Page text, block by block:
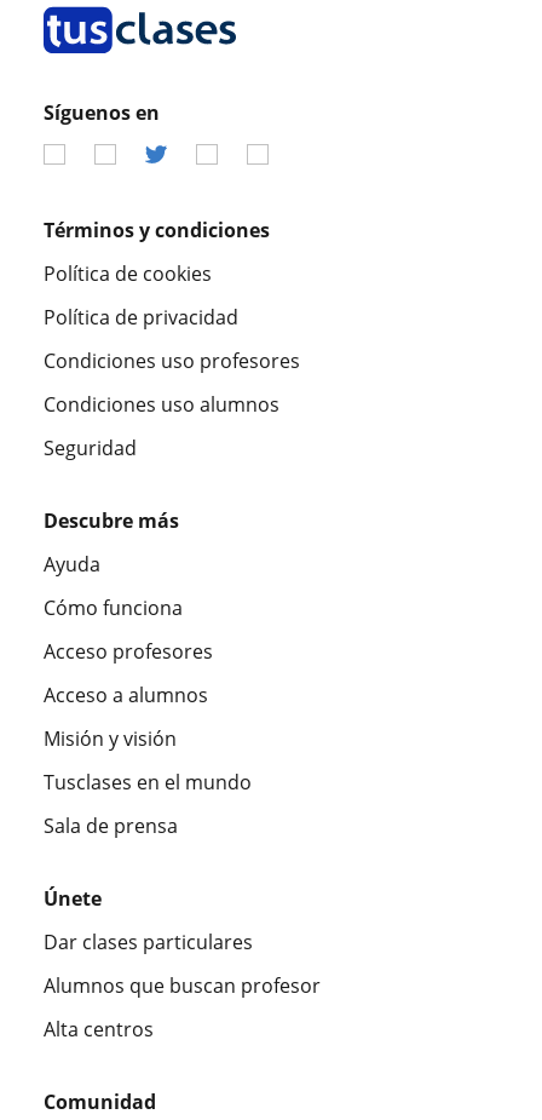
Síguenos en
Términos y condiciones
Política de cookies
Política de privacidad
Condiciones uso profesores
Condiciones uso alumnos
Seguridad
Descubre más
Ayuda
Cómo funciona
Acceso profesores
Acceso a alumnos
Misión y visión
Tusclases en el mundo
Sala de prensa
Únete
Dar clases particulares
Alumnos que buscan profesor
Alta centros
Comunidad